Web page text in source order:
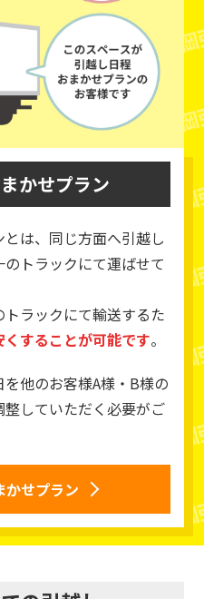
かせプラン
は、同じ方面へ引越し
トラックにて運ばせて
ラックにて輸送するた
することが可能です。
他のお客様A様・B様の
していただく必要がご
かせプラン